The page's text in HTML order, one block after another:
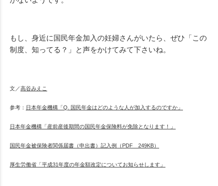
もし、身近に国民年金加入の妊婦さんがいたら、ぜひ「この
制度、知ってる？」と声をかけてみて下さいね。
文／高谷みえこ
参考： 日本年金機構「Q. 国民年金はどのような人が加入するのですか」
日本年金機構「産前産後期間の国民年金保険料が免除となります！」
国民年金被保険者関係届書（申出書）記入例（PDF 249KB）
厚生労働省「平成31年度の年金額改定についてお知らせします」